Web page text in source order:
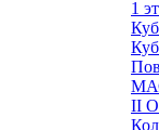
1
II